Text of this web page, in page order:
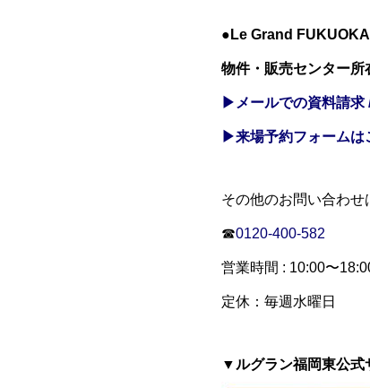
●Le Grand
物件・販売センター所
▶メールでの資料請求
▶来場予約フォームは
その他のお問い合わせ
☎0120-400-582
営業時間 : 10:00〜
定休：毎週水曜日
▼ルグラン福岡東公式